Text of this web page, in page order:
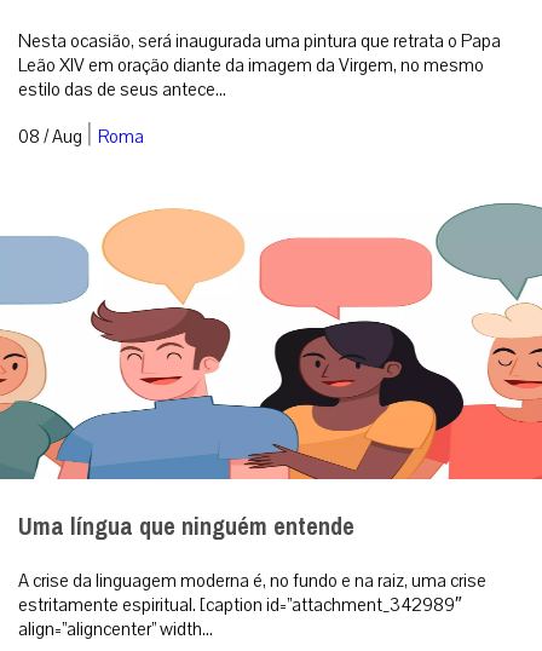
Nesta ocasião, será inaugurada uma pintura que retrata o Papa
Leão XIV em oração diante da imagem da Virgem, no mesmo
estilo das de seus antece...
08 / Aug | Roma
Uma língua que ninguém entende
A crise da linguagem moderna é, no fundo e na raiz, uma crise
estritamente espiritual. [caption id=”attachment_342989″
align=”aligncenter” width...